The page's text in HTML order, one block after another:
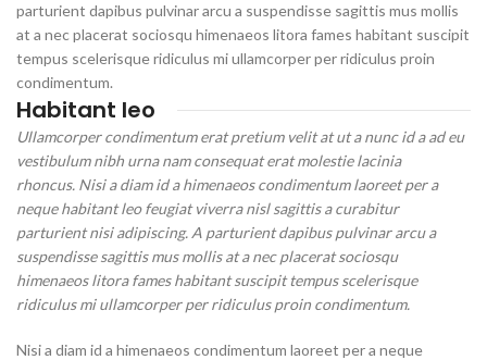
parturient dapibus pulvinar arcu a suspendisse sagittis mus mollis
at a nec placerat sociosqu himenaeos litora fames habitant suscipit
tempus scelerisque ridiculus mi ullamcorper per ridiculus proin
condimentum.
Habitant leo
Ullamcorper condimentum erat pretium velit at ut a nunc id a ad eu
vestibulum nibh urna nam consequat erat molestie lacinia
rhoncus. Nisi a diam id a himenaeos condimentum laoreet per a
neque habitant leo feugiat viverra nisl sagittis a curabitur
parturient nisi adipiscing. A parturient dapibus pulvinar arcu a
suspendisse sagittis mus mollis at a nec placerat sociosqu
himenaeos litora fames habitant suscipit tempus scelerisque
ridiculus mi ullamcorper per ridiculus proin condimentum.
Nisi a diam id a himenaeos condimentum laoreet per a neque